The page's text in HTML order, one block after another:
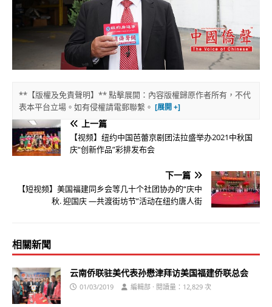
**【版權及免責聲明】** 點擊展開：內容版權歸原作者所有，不代
表本平台立場。如有侵權請電郵聯繫。
上一篇
【视频】纽约中国芭蕾京剧团法拉盛举办2021中秋国
庆“创新作品”彩排发布会
下一篇
【短视频】美国福建同乡会等几十个社团协办的“庆中
秋. 迎国庆 —共渡街坊节”活动在纽约唐人街
相關新聞
云南侨联驻美代表孙懋津拜访美国福建侨联总会
01/03/2019 編輯部 · 閱讀量：12,829 次